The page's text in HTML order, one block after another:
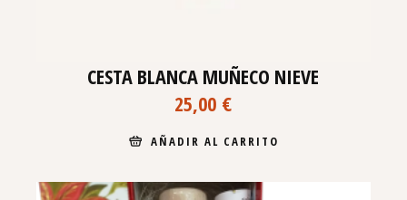
CESTA BLANCA MUÑECO NIEVE
25,00 €
AÑADIR AL CARRITO